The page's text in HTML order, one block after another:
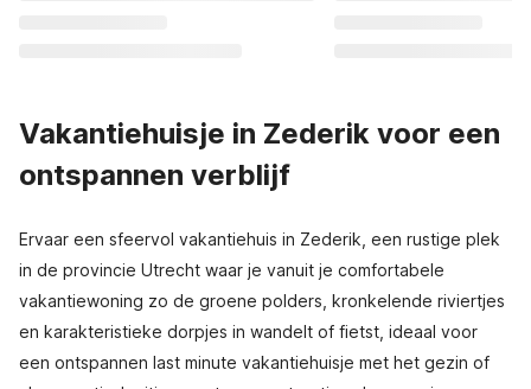
Vakantiehuisje in Zederik voor een
ontspannen verblijf
Ervaar een sfeervol vakantiehuis in Zederik, een rustige plek
in de provincie Utrecht waar je vanuit je comfortabele
vakantiewoning zo de groene polders, kronkelende riviertjes
en karakteristieke dorpjes in wandelt of fietst, ideaal voor
een ontspannen last minute vakantiehuisje met het gezin of